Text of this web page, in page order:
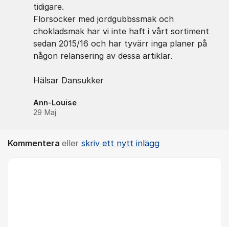
tidigare.
Florsocker med jordgubbssmak och
chokladsmak har vi inte haft i vårt sortiment
sedan 2015/16 och har tyvärr inga planer på
någon relansering av dessa artiklar.
Hälsar Dansukker
Ann-Louise
29 Maj
Kommentera eller skriv ett nytt inlägg